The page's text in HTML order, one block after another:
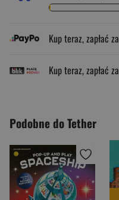
Kup teraz, zapłać za
Kup teraz, zapłać za
Podobne do Tether